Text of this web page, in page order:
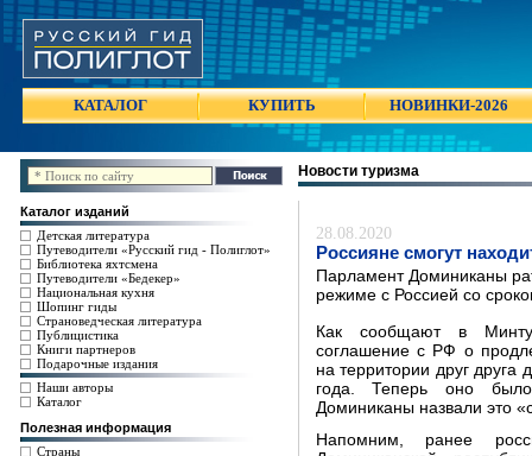
КАТАЛОГ КУПИТЬ НОВИНКИ-2026
Каталог изданий
Детская литература
Путеводители «Русский гид - Полиглот»
Библиотека яхтсмена
Путеводители «Бедекер»
Национальная кухня
Шопинг гиды
Страноведческая литература
Публицистика
Книги партнеров
Подарочные издания
Наши авторы
Каталог
Полезная информация
Страны
Новости туризма
28.08.2020
Россияне смогут
Парламент Доминиканы
режиме с Россией со
Как сообщают в
соглашение с РФ о
на территории друг
года. Теперь оно
Доминиканы назвали это
Напомним, ранее